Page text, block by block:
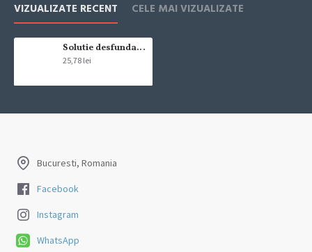
compania de curierat, care va livreaza comanda în decursul a 24-48
pana in ora 12:00 de luni pana vineri. In cazul in care comanda a fost
facuta dupa ora 12:00, sambata sau duminica ne angajam sa
In cazul aparitiei unor intarzieri, vei fi instiintat prin email.
livrare in momentul plasarii comenzii.
VIZUALIZATE RECENT CELE MAI VIZUALIZATE
Solutie desfundat tevi Mr Muscle gel 1L
25,78 lei
Bucuresti, Romania
Facebook
Instagram
WhatsApp